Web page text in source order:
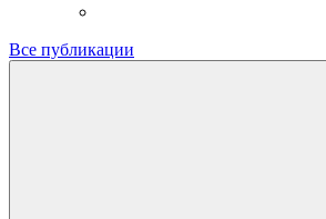
Все публикации